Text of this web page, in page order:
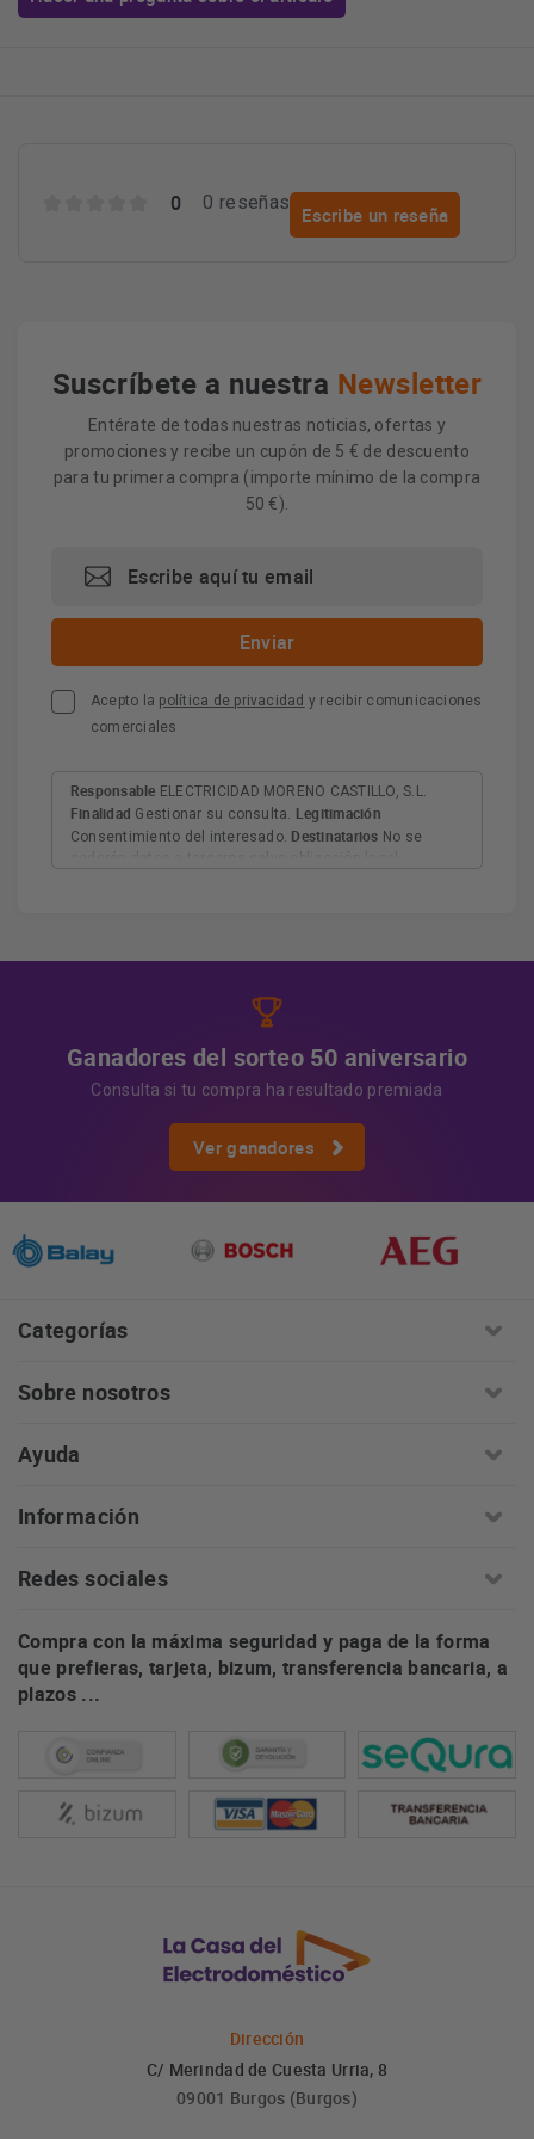
0 0 reseñas
Escribe un reseña
Suscríbete a nuestra Newsletter
Entérate de todas nuestras noticias, ofertas y
promociones y recibe un cupón de 5 € de descuento
para tu primera compra (importe mínimo de la compra
50 €).
Acepto la política de privacidad y recibir comunicaciones
comerciales
Responsable ELECTRICIDAD MORENO CASTILLO, S.L.
Finalidad Gestionar su consulta. Legitimación
Consentimiento del interesado. Destinatarios No se
Ganadores del sorteo 50 aniversario
Consulta si tu compra ha resultado premiada
Ver ganadores
Categorías
Sobre nosotros
Ayuda
Información
Redes sociales
Compra con la máxima seguridad y paga de la forma
que prefieras, tarjeta, bizum, transferencia bancaria, a
plazos ...
Dirección
C/ Merindad de Cuesta Urria, 8
09001 Burgos (Burgos)